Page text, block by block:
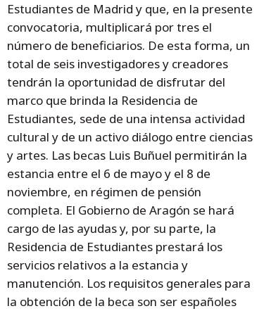
Estudiantes de Madrid y que, en la presente
convocatoria, multiplicará por tres el
número de beneficiarios. De esta forma, un
total de seis investigadores y creadores
tendrán la oportunidad de disfrutar del
marco que brinda la Residencia de
Estudiantes, sede de una intensa actividad
cultural y de un activo diálogo entre ciencias
y artes. Las becas Luis Buñuel permitirán la
estancia entre el 6 de mayo y el 8 de
noviembre, en régimen de pensión
completa. El Gobierno de Aragón se hará
cargo de las ayudas y, por su parte, la
Residencia de Estudiantes prestará los
servicios relativos a la estancia y
manutención. Los requisitos generales para
la obtención de la beca son ser españoles